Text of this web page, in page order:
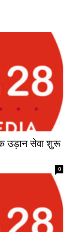
उड़ान सेवा शुरू
0